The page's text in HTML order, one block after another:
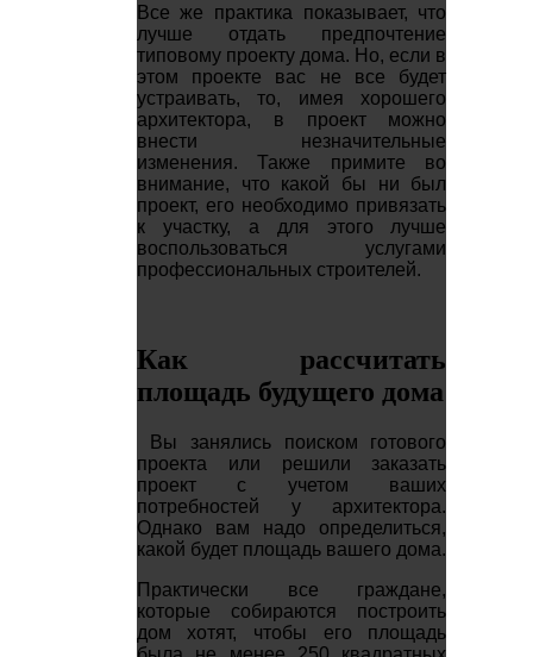
Все же практика показывает, что
лучше отдать предпочтение
типовому проекту дома. Но, если в
этом проекте вас не все будет
устраивать, то, имея хорошего
архитектора, в проект можно
внести незначительные
изменения. Также примите во
внимание, что какой бы ни был
проект, его необходимо привязать
к участку, а для этого лучше
воспользоваться услугами
профессиональных строителей.
Как рассчитать
площадь будущего дома
Вы занялись поиском готового
проекта или решили заказать
проект с учетом ваших
потребностей у архитектора.
Однако вам надо определиться,
какой будет площадь вашего дома.
Практически все граждане,
которые собираются построить
дом хотят, чтобы его площадь